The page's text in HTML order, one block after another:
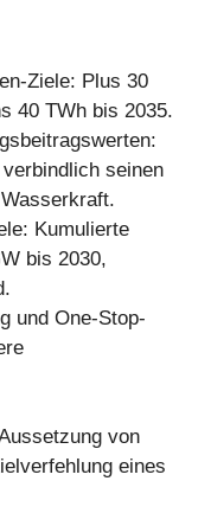
Ziele: Plus 30
40 TWh bis 2035.
seinen
Kumulierte
bis 2030,
und One-Stop-
von
eines